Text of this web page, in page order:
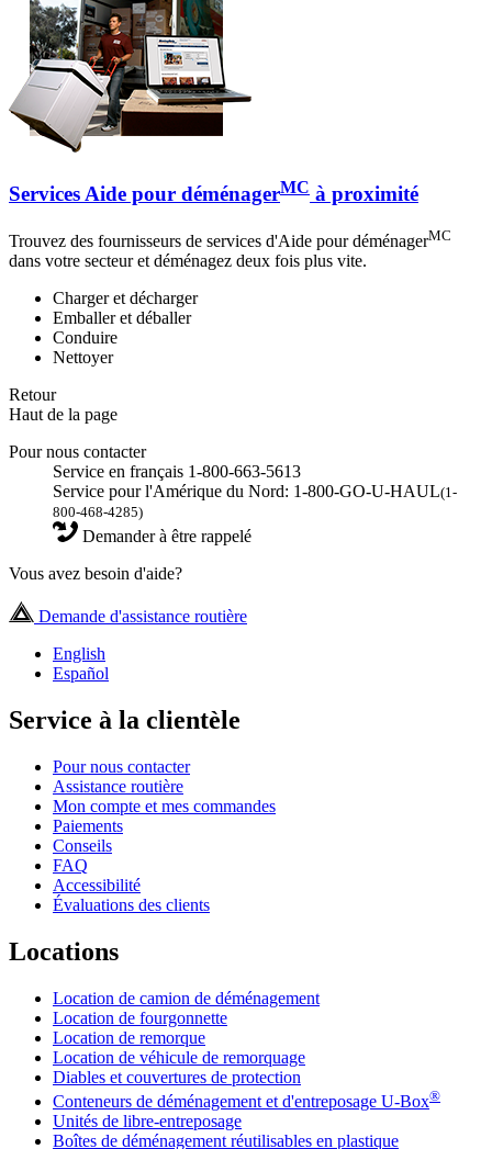
Services Aide pour déménagerMC à proximité
Trouvez des fournisseurs de services d'Aide pour déménagerMC
dans votre secteur et déménagez deux fois plus vite.
Charger et décharger
Emballer et déballer
Conduire
Nettoyer
Retour
Haut de la page
Pour nous contacter
Service en français 1-800-663-5613
Service pour l'Amérique du Nord: 1-800-GO-U-HAUL(1-
800-468-4285)
Demander à être rappelé
Vous avez besoin d'aide?
Demande d'assistance routière
English
Español
Service à la clientèle
Pour nous contacter
Assistance routière
Mon compte et mes commandes
Paiements
Conseils
FAQ
Accessibilité
Évaluations des clients
Locations
Location de camion de déménagement
Location de fourgonnette
Location de remorque
Location de véhicule de remorquage
Diables et couvertures de protection
Conteneurs de déménagement et d'entreposage U-Box®
Unités de libre-entreposage
Boîtes de déménagement réutilisables en plastique